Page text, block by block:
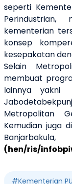
seperti
kementerian
konsep
kesepakatan
Selain
membuat
lainnya yakni
Metropolitan
Kemudian juga
(hen/ris/
#Kementerian